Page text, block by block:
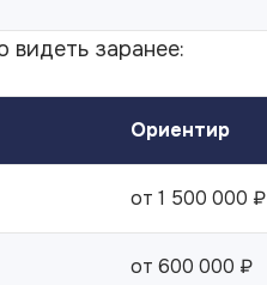
заранее:
Ориентир
от 1 500 000 ₽
от 600 000 ₽